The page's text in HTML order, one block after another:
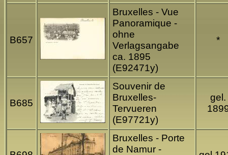
B657
Bruxelles - Vue
Panoramique -
ohne
Verlagsangabe
ca. 1895
(E92471y)
*
B685
Souvenir de
Bruxelles-
Tervueren
(E97721y)
gel.
Bruxelles - Porte
de Namur -